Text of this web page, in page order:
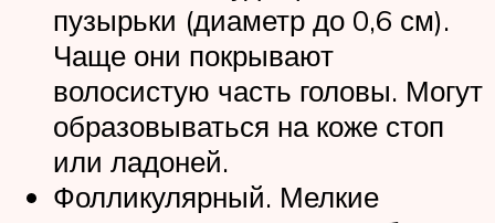
пузырьки (диаметр до 0,6 см).
Чаще они покрывают
волосистую часть головы. Могут
образовываться на коже стоп
или ладоней.
Фолликулярный. Мелкие